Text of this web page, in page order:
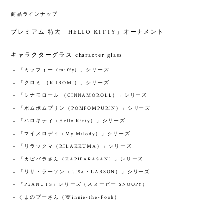
商品ラインナップ
プレミアム 特大「HELLO KITTY」オーナメント
キャラクターグラス character glass
「ミッフィー（miffy）」シリーズ
「クロミ （KUROMI）」シリーズ
「シナモロール （CINNAMOROLL）」シリーズ
「ポムポムプリン（POMPOMPURIN）」シリーズ
「ハロキティ（‎Hello Kitty）」シリーズ
「マイメロディ（My Melody）」シリーズ
「リラックマ（RILAKKUMA）」シリーズ
「カピバラさん（KAPIBARASAN）」シリーズ
「リサ・ラーソン（LISA・LARSON）」シリーズ
「PEANUTS」シリーズ（スヌーピー SNOOPY）
くまのプーさん（Winnie-the-Pooh）